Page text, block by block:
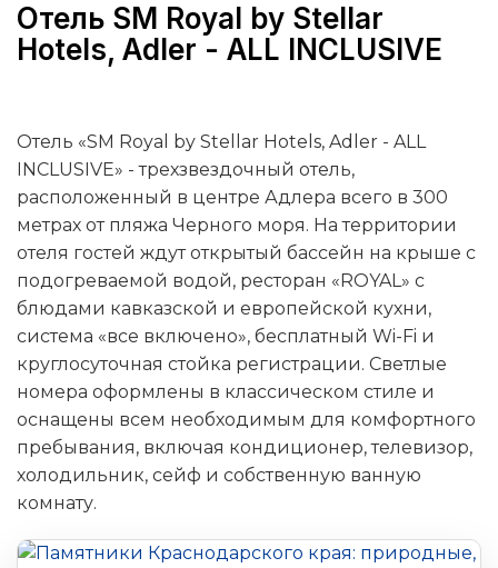
Отель SM Royal by Stellar
Hotels, Adler - ALL INCLUSIVE
Отель «SM Royal by Stellar Hotels, Adler - ALL
INCLUSIVE» - трехзвездочный отель,
расположенный в центре Адлера всего в 300
метрах от пляжа Черного моря. На территории
отеля гостей ждут открытый бассейн на крыше с
подогреваемой водой, ресторан «ROYAL» с
блюдами кавказской и европейской кухни,
система «все включено», бесплатный Wi-Fi и
круглосуточная стойка регистрации. Светлые
номера оформлены в классическом стиле и
оснащены всем необходимым для комфортного
пребывания, включая кондиционер, телевизор,
холодильник, сейф и собственную ванную
комнату.